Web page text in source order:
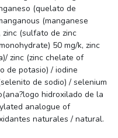
(quelato de
(manganese
(sulfato de zinc
50 mg/k, zinc
zinc (zinc chelate of
de potasio) / iodine
de sodio) / selenium
hidroxilado de la
analogue of
naturales / natural.